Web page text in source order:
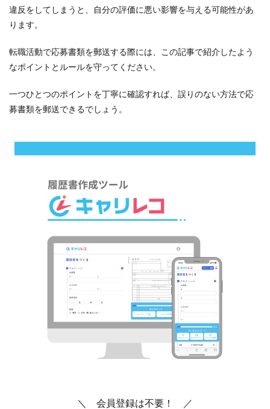
違反をしてしまうと、自分の評価に悪い影響を与える可能性があ
ります。
転職活動で応募書類を郵送する際には、この記事で紹介したよう
なポイントとルールを守ってください。
一つひとつのポイントを丁寧に確認すれば、誤りのない方法で応
募書類を郵送できるでしょう。
＼ 会員登録は不要！ ／